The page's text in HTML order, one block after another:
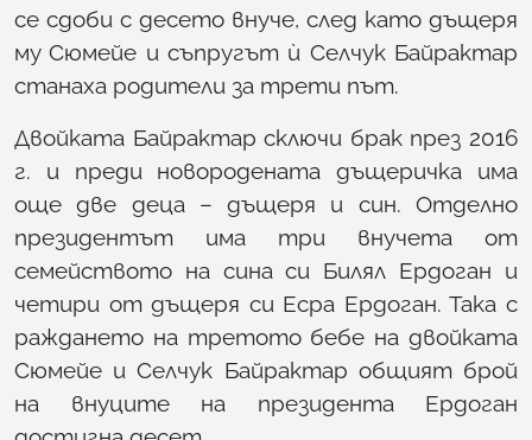
се сдоби с десето внуче, след като дъщеря
му Сюмейе и съпругът ѝ Селчук Байрактар
станаха родители за трети път.
Двойката Байрактар сключи брак през 2016
г. и преди новородената дъщеричка има
още две деца – дъщеря и син. Отделно
президентът има три внучета от
семейството на сина си Билял Ердоган и
четири от дъщеря си Есра Ердоган. Така с
раждането на третото бебе на двойката
Сюмейе и Селчук Байрактар общият брой
на внуците на президента Ердоган